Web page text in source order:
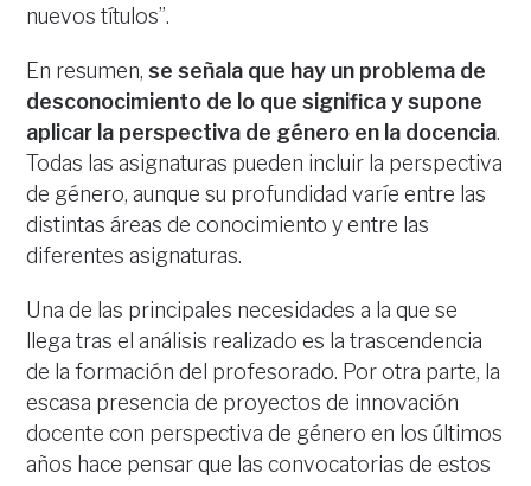
nuevos títulos”.
En resumen, se señala que hay un problema de
desconocimiento de lo que significa y supone
aplicar la perspectiva de género en la docencia.
Todas las asignaturas pueden incluir la perspectiva
de género, aunque su profundidad varíe entre las
distintas áreas de conocimiento y entre las
diferentes asignaturas.
Una de las principales necesidades a la que se
llega tras el análisis realizado es la trascendencia
de la formación del profesorado. Por otra parte, la
escasa presencia de proyectos de innovación
docente con perspectiva de género en los últimos
años hace pensar que las convocatorias de estos